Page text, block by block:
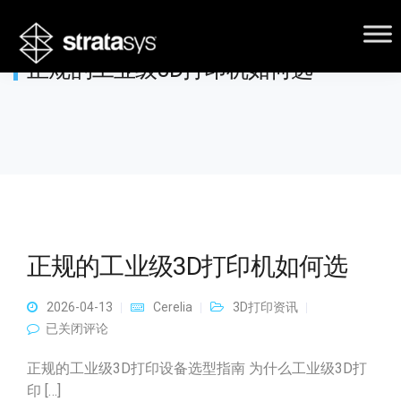
正规的工业级3D打印机如何选
正规的工业级3D打印机如何选
2026-04-13 Cerelia
3D打印资讯
正规的工业级3D打印机如何选
已关闭评论
正规的工业级3D打印设备选型指南 为什么工业级3D打
印 […]